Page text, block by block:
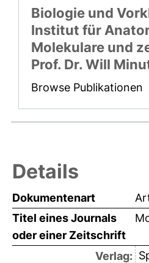
Biologie und
Institut für
Molekulare und
Prof. Dr. Will
Browse Publikationen
Details
Dokumentenart
Titel eines Journals
oder einer Zeitschrift
Verlag: